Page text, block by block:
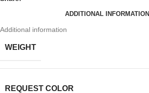
ADDITIONAL INFORMATION
Additional information
WEIGHT
REQUEST COLOR